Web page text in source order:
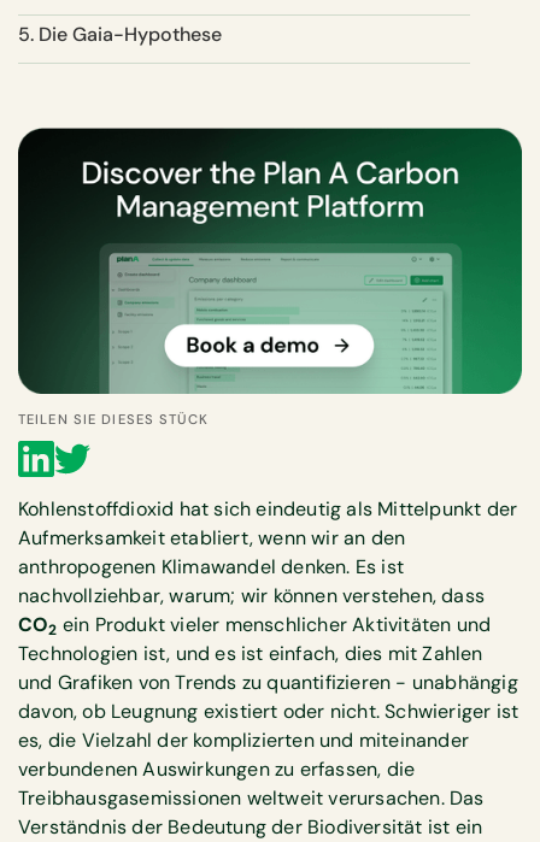
5. Die Gaia-Hypothese
TEILEN SIE DIESES STÜCK
Kohlenstoffdioxid hat sich eindeutig als Mittelpunkt der
Aufmerksamkeit etabliert, wenn wir an den
anthropogenen Klimawandel denken. Es ist
nachvollziehbar, warum; wir können verstehen, dass
CO2 ein Produkt vieler menschlicher Aktivitäten und
Technologien ist, und es ist einfach, dies mit Zahlen
und Grafiken von Trends zu quantifizieren - unabhängig
davon, ob Leugnung existiert oder nicht. Schwieriger ist
es, die Vielzahl der komplizierten und miteinander
verbundenen Auswirkungen zu erfassen, die
Treibhausgasemissionen weltweit verursachen. Das
Verständnis der Bedeutung der Biodiversität ist ein